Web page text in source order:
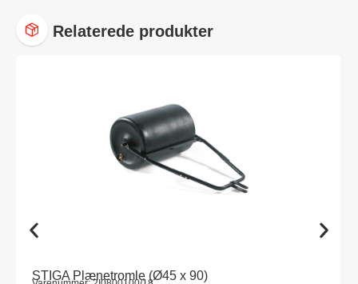
Relaterede produkter
STIGA Plænetromle (Ø45 x 90)